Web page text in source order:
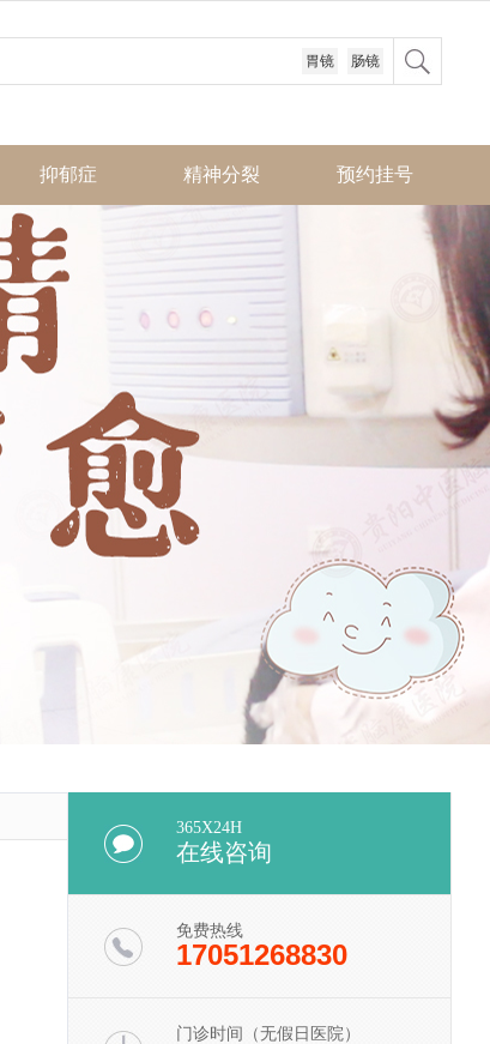
胃镜 肠镜
抑郁症 精神分裂 预约挂号
365X24H
在线咨询
免费热线
17051268830
门诊时间（无假日医院）